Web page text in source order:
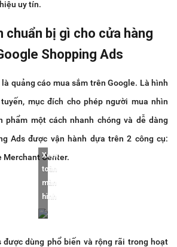
uy tín.
chuẩn bị gì cho cửa hàng
Shopping Ads
quảng cáo mua sắm trên Google. Là hình
mục đích cho phép người mua nhìn
phẩm một cách nhanh chóng và dễ dàng
Ads được vận hành dựa trên 2 công cụ:
Merchant Center.
Xem
toàn
màn
hình
được dùng phổ biến và rộng rãi trong hoạt